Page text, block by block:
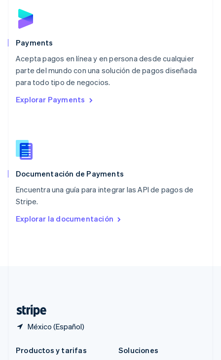
Payments
Acepta pagos en línea y en persona desde cualquier
parte del mundo con una solución de pagos diseñada
para todo tipo de negocios.
Explorar Payments
Documentación de Payments
Encuentra una guía para integrar las API de pagos de
Stripe.
Explorar la documentación
México (Español)
Malta
English
Español
English
Nueva Zelandia
English
NederlandsEnglish
Português
RAE de Hong Kong, China
Reino Unido
República Checa
English
English
Productos y tarifas
Soluciones